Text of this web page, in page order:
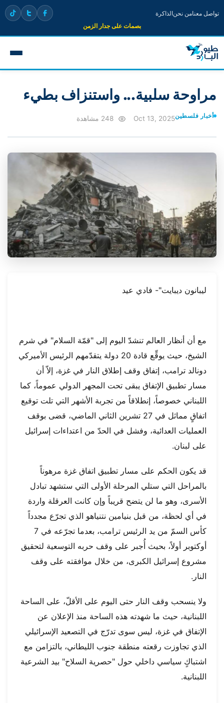
تواصل معنامن نحنالذاكرة
بصمات على جدار الزمن
مراوحة سلبية... واستنزاف بطيء
أخبار فلسطينOct 13, 2025
ليبانون ديبايت"- فادي عيد
مع أن أنظار العالم تنشدّ اليوم إلى "قمّة السلام" في شرم
الشيخ، حيث يوقِّع قادة 20 دولة يتقدّمهم الرئيس الأميركي
دونالد ترامب، إتفاق وقف إطلاق النار في غزة، إلاّ أن
مسار تطبيق الإتفاق يبقى تحت المجهر الدولي عموماً، كما
اللبناني خصوصاً، إنطلاقاً من تجربة الأشهر التي تلت توقيع
اتفاقٍ مماثل في 27 تشرين الثاني الماضي، قضى بوقف
العمليات العدائية، وفشل في الحدّ من اعتداءات إسرائيل
على لبنان.
قد يكون الحكم على مسار تطبيق اتفاق غزة مرهوناً
بالمراحل التي ستلي المرحلة الأولى التي ستشهد تبادل
الأسرى، وهو ما لن يتضح قريباً وإن كانت العرقلة واردة
في أي لحظة، من قبل بنيامين نتنياهو الذي تجرّع مجدداً
كأس السمّ من يد الرئيس ترامب، بعدما تجرّعه في 7
أوكتوبر أولاً، بحيث أُجبر على وقف حربه التوسعية لتحقيق
مشروع إسرائيل الكبرى، من خلال موافقته على وقف
النار.
ولا ينسحب وقف النار حتى اليوم على الأقلّ، على الساحة
اللبنانية، حيث ما شهدته هذه الساحة منذ الإعلان عن
الإتفاق في غزة، ليس سوى تدرّج في التصعيد الإسرائيلي
الذي تجاوزت رقعته منطقة جنوب الليطاني، بالتزامن مع
اشتباكٍ سياسي داخلي حول "حصرية السلاح" بيد الشرعية
اللبنانية.